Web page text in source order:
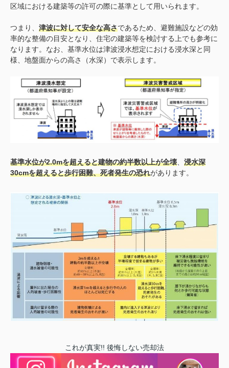
区域における建築等の許可の際に基準として用いられます。
つまり、 津波に対して安全な高さであるため、避難施設などの効
率的な整備の目安となり、住宅の建築等を検討する上でも参考に
なります。なお、基準水位は津波浸水想定における浸水深と同
様、地盤面からの高さ（水深）で表示します。
基準水位が2.0mを超えると建物の約半数以上が全壊、 浸水深
30cmを超えると歩行困難、死者発生の恐れがあります。
これが真実!! 後悔しない売却法